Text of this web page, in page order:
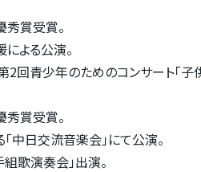
賞受賞。
よる公演。
青少年のためのコンサート「子
賞受賞。
日交流音楽会」にて公演。
歌演奏会」出演。